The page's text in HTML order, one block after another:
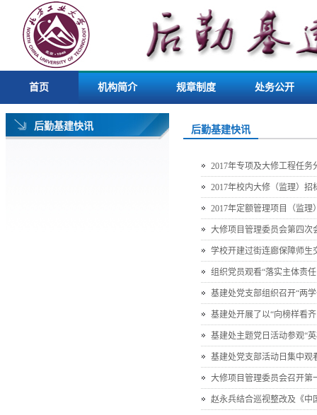
首页 机构简介 规章制度 处务公开
后勤基建快讯 后勤基建快讯
2017年专项及大修工程任务
2017年校内大修（监理）招
2017年定额管理项目（监理
大修项目管理委员会第四次
学校开建过街连廊保障师生
组织党员观看“落实主体
基建处党支部组织召开“两
基建处开展了以“向榜样看
基建处主题党日活动参观
基建处党支部活动日集中
大修项目管理委员会召开第
赵永兵结合巡视整改及《